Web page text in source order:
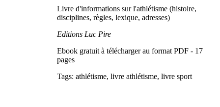
Livre d'informations sur l'athlétisme (histoire,
disciplines, règles, lexique, adresses)
Editions Luc Pire
Ebook gratuit à télécharger au format PDF - 17
pages
Tags: athlétisme, livre athlétisme, livre sport